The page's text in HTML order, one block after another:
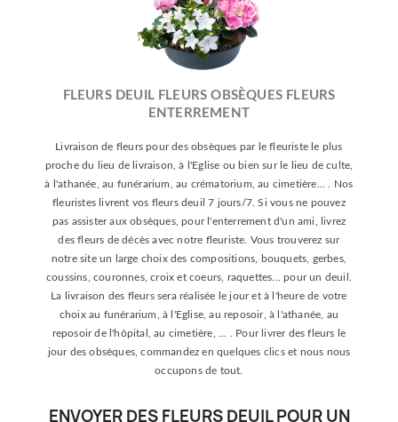
FLEURS DEUIL FLEURS OBSÈQUES FLEURS
ENTERREMENT
Livraison de fleurs pour des obsèques par le fleuriste le plus
proche du lieu de livraison, à l'Eglise ou bien sur le lieu de culte,
à l'athanée, au funérarium, au crématorium, au cimetière... . Nos
fleuristes livrent vos fleurs deuil 7 jours/7. Si vous ne pouvez
pas assister aux obsèques, pour l'enterrement d'un ami, livrez
des fleurs de décès avec notre fleuriste. Vous trouverez sur
notre site un large choix des compositions, bouquets, gerbes,
coussins, couronnes, croix et coeurs, raquettes... pour un deuil.
La livraison des fleurs sera réalisée le jour et à l'heure de votre
choix au funérarium, à l'Eglise, au reposoir, à l'athanée, au
reposoir de l'hôpital, au cimetière, ... . Pour livrer des fleurs le
jour des obsèques, commandez en quelques clics et nous nous
occupons de tout.
ENVOYER DES FLEURS DEUIL POUR UN